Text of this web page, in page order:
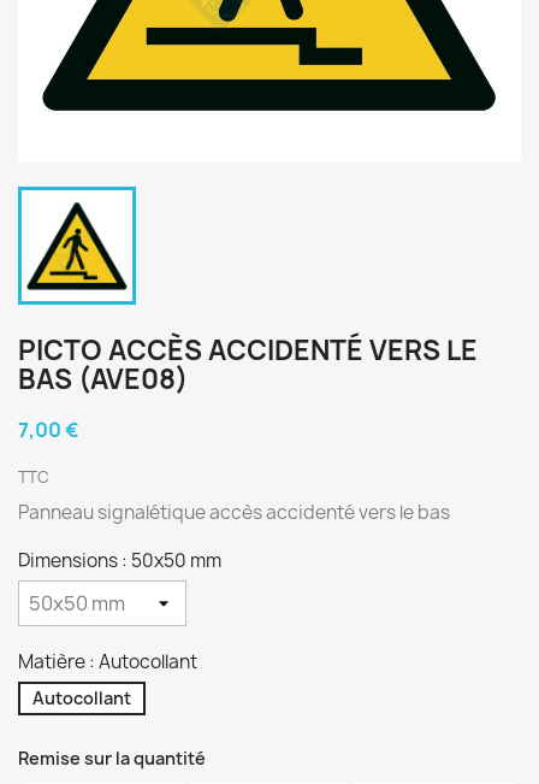
PICTO ACCÈS ACCIDENTÉ VERS LE
BAS (AVE08)
7,00 €
TTC
Panneau signalétique accès accidenté vers le bas
Dimensions : 50x50 mm
Matière : Autocollant
Autocollant
Remise sur la quantité